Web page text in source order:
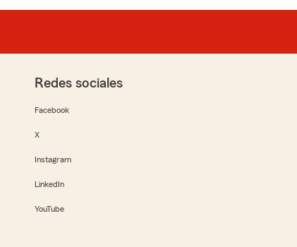
Redes sociales
Facebook
X
Instagram
LinkedIn
YouTube